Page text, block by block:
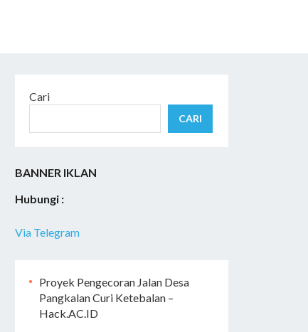
Cari
CARI
BANNER IKLAN
Hubungi :
Via Telegram
Proyek Pengecoran Jalan Desa
Pangkalan Curi Ketebalan –
Hack.AC.ID